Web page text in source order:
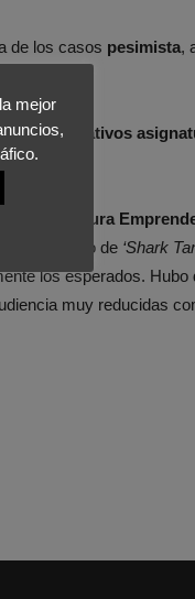
de los casos pesimista,
educativos
la ‘Cultura
es el caso de ‘Shark
los esperados. Hubo
muy reducidas
mejor